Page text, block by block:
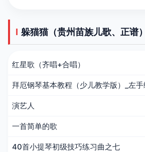
躲猫猫（贵州苗族儿歌、正谱
红星歌（齐唱+合唱）
拜厄钢琴基本教程（少儿教学版）_左手
演艺人
一首简单的歌
40首小提琴初级技巧练习曲之七